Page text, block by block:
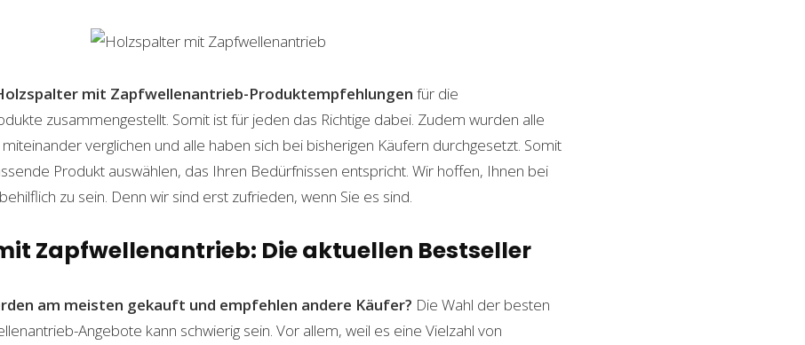
mit Zapfwellenantrieb-Produktempfehlungen für die
zusammengestellt. Somit ist für jeden das Richtige dabei. Zudem wurden alle
verglichen und alle haben sich bei bisherigen Käufern durchgesetzt. Somit
Produkt auswählen, das Ihren Bedürfnissen entspricht. Wir hoffen, Ihnen bei
zu sein. Denn wir sind erst zufrieden, wenn Sie es sind.
Zapfwellenantrieb: Die aktuellen Bestseller
am meisten gekauft und empfehlen andere Käufer? Die Wahl der besten
Angebote kann schwierig sein. Vor allem, weil es eine Vielzahl von